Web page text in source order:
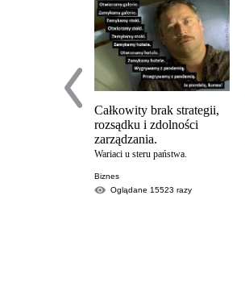
Całkowity brak strategii,
rozsądku i zdolności
zarządzania.
Wariaci u steru państwa.
Biznes
Oglądane 15523 razy